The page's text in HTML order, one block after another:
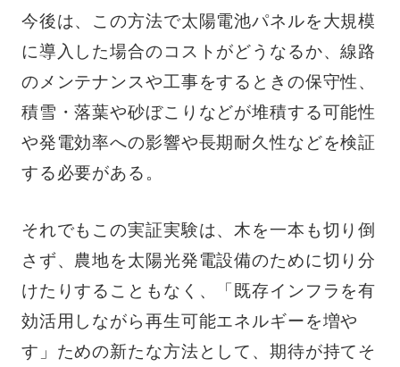
今後は、この方法で太陽電池パネルを大規模
に導入した場合のコストがどうなるか、線路
のメンテナンスや工事をするときの保守性、
積雪・落葉や砂ぼこりなどが堆積する可能性
や発電効率への影響や長期耐久性などを検証
する必要がある。
それでもこの実証実験は、木を一本も切り倒
さず、農地を太陽光発電設備のために切り分
けたりすることもなく、「既存インフラを有
効活用しながら再生可能エネルギーを増や
す」ための新たな方法として、期待が持てそ